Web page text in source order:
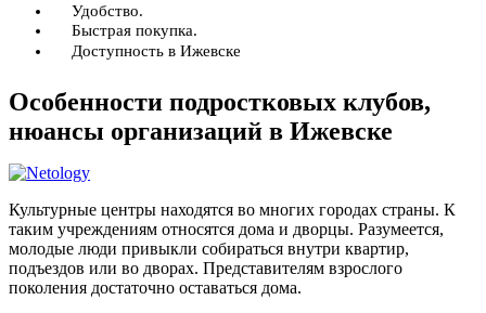
Удобство.
Быстрая покупка.
Доступность в Ижевске
Особенности подростковых клубов,
нюансы организаций в Ижевске
Культурные центры находятся во многих городах страны. К
таким учреждениям относятся дома и дворцы. Разумеется,
молодые люди привыкли собираться внутри квартир,
подъездов или во дворах. Представителям взрослого
поколения достаточно оставаться дома.